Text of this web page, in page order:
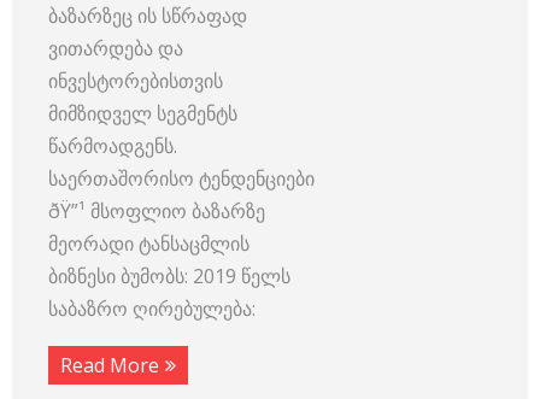
ბაზარზეც ის სწრაფად
ვითარდება და
ინვესტორებისთვის
მიმზიდველ სეგმენტს
წარმოადგენს.
საერთაშორისო ტენდენციები
ðŸ”¹ მსოფლიო ბაზარზე
მეორადი ტანსაცმლის
ბიზნესი ბუმობს: 2019 წელს
საბაზრო ღირებულება:
Read More